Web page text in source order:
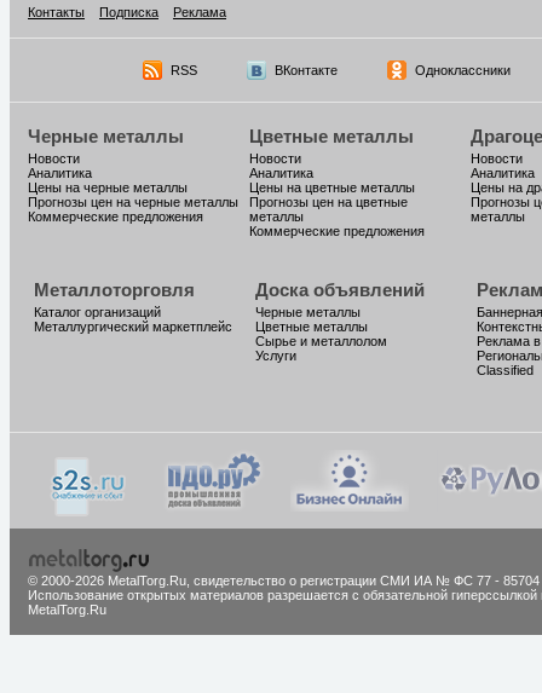
Контакты
Подписка Реклама
RSS ВКонтакте Одноклассники
Черные металлы
Новости
Аналитика
Цены на черные металлы
Прогнозы цен на черные металлы
Коммерческие предложения
Цветные металлы
Новости
Аналитика
Цены на цветные металлы
Прогнозы цен на цветные
металлы
Коммерческие предложения
Новости
Аналитика
Цены на
Прогнозы
металлы
Металлоторговля
Каталог организаций
Металлургический маркетплейс
Доска объявлений
Черные металлы
Цветные металлы
Сырье и металлолом
Услуги
Реклама
Classified
© 2000-2026 MetalTorg.Ru, cвидетельство о регистрации СМИ ИА № ФС 77 - 85704
Использование открытых материалов разрешается с обязательной гиперссылкой
MetalTorg.Ru